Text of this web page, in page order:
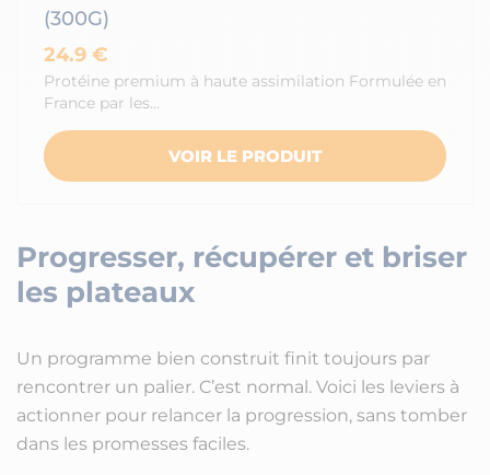
(300G)
24.9 €
Protéine premium à haute assimilation Formulée en
France par les…
VOIR LE PRODUIT
Progresser, récupérer et briser
les plateaux
Un programme bien construit finit toujours par
rencontrer un palier. C’est normal. Voici les leviers à
actionner pour relancer la progression, sans tomber
dans les promesses faciles.